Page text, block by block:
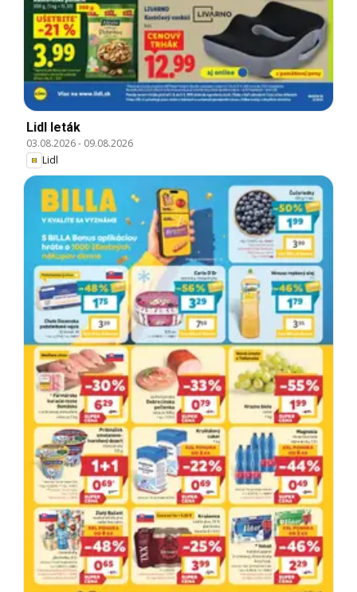
Lidl leták
03.08.2026- 09.08.2026
Lidl